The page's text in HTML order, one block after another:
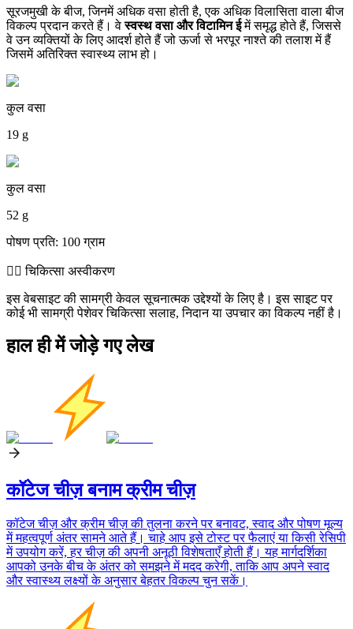
सूरजमुखी के बीज, जिनमें अधिक वसा होती है, एक अधिक विलासिता वाला बीज
विकल्प प्रदान करते हैं। वेस्वस्थ वसा और विटामिन ईमें समृद्ध होते हैं, जिससे
वे उन व्यक्तियों के लिए आदर्श होते हैं जो ऊर्जा से भरपूर नाश्ते की तलाश में हैं
जिसमें अतिरिक्त स्वास्थ्य लाभ हो।
कुल वसा
19 g
कुल वसा
52 g
पोषण प्रति: 100 ग्राम
👨‍⚕️️ चिकित्सा अस्वीकरण
इस वेबसाइट की सामग्री केवल सूचनात्मक उद्देश्यों के लिए है। इस साइट पर
कोई भी सामग्री पेशेवर चिकित्सा सलाह, निदान या उपचार का विकल्प नहीं है।
हाल ही में जोड़े गए लेख
कॉटेज चीज़ बनाम क्रीम चीज़
कॉटेज चीज़ और क्रीम चीज़ की तुलना करने पर बनावट, स्वाद और पोषण मूल्य
में महत्वपूर्ण अंतर सामने आते हैं। चाहे आप इसे टोस्ट पर फैलाएं या किसी रेसिपी
में उपयोग करें, हर चीज़ की अपनी अनूठी विशेषताएँ होती हैं। यह मार्गदर्शिका
आपको उनके बीच के अंतर को समझने में मदद करेगी, ताकि आप अपने स्वाद
और स्वास्थ्य लक्ष्यों के अनुसार बेहतर विकल्प चुन सकें।